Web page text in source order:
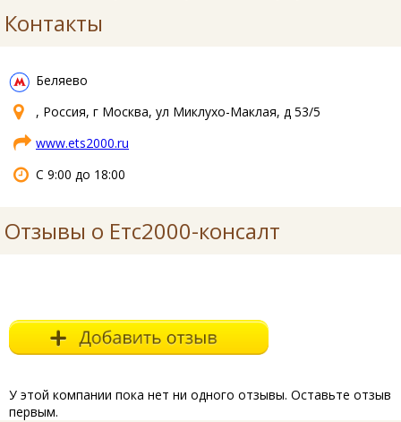
Контакты
Беляево
, Россия, г Москва, ул Миклухо-Маклая, д 53/5
www.ets2000.ru
С 9:00 до 18:00
Отзывы о Етс2000-консалт
У этой компании пока нет ни одного отзывы. Оставьте отзыв
первым.